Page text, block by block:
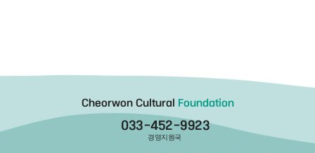
Cheorwon Cultural Foundation
033-452-9923
경영지원국